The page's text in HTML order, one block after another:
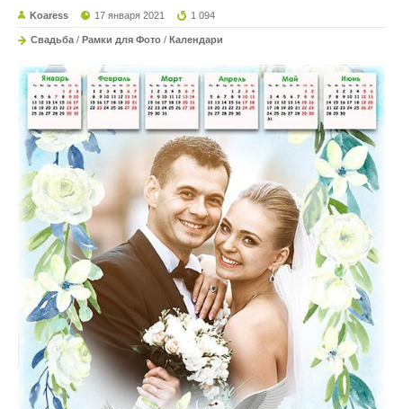
Koaress 17 января 2021 1 094
Свадьба / Рамки для Фото / Календари